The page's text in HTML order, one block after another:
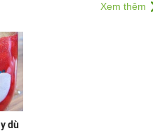
Xem thêm
dù